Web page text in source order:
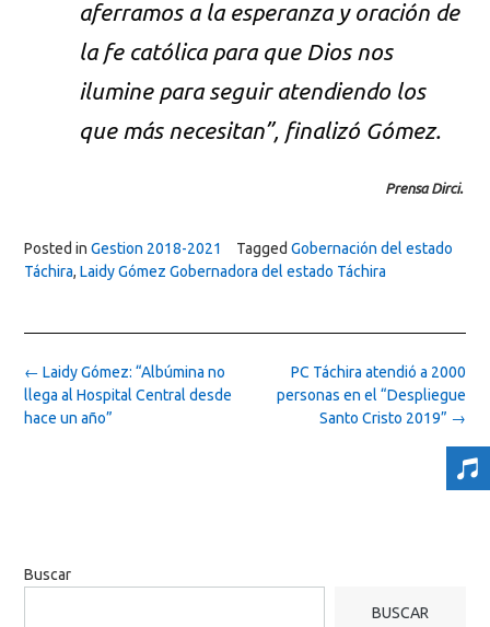
aferramos a la esperanza y oración de
la fe católica para que Dios nos
ilumine para seguir atendiendo los
que más necesitan”, finalizó Gómez.
Prensa Dirci.
Posted in Gestion 2018-2021 Tagged Gobernación del estado
Táchira, Laidy Gómez Gobernadora del estado Táchira
Post
navigation
PC Táchira atendió a 2000
personas en el “Despliegue
Santo Cristo 2019” →
← Laidy Gómez: “Albúmina no
llega al Hospital Central desde
hace un año”
Buscar
BUSCAR